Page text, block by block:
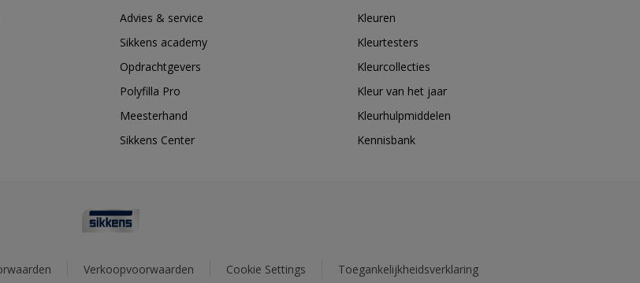
Advies & service
Sikkens academy
Opdrachtgevers
Polyfilla Pro
Meesterhand
Sikkens Center
Kleuren
Kleurtesters
Kleurcollecties
Kleur van het jaar
Kleurhulpmiddelen
Kennisbank
Verkoopvoorwaarden Cookie Settings Toegankelijkheidsverklaring